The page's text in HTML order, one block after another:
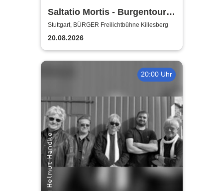
Saltatio Mortis - Burgentour -
Staub & Schatten
Stuttgart, BÜRGER Freilichtbühne Killesberg
20.08.2026
20:00 Uhr